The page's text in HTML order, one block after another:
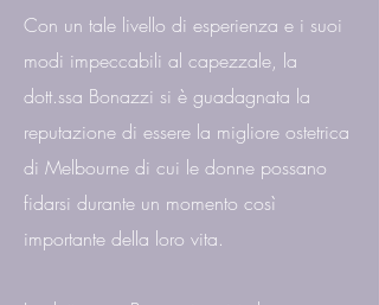
Con un tale livello di esperienza e i suoi
modi impeccabili al capezzale, la
dott.ssa Bonazzi si è guadagnata la
reputazione di essere la migliore ostetrica
di Melbourne di cui le donne possano
fidarsi durante un momento così
importante della loro vita.